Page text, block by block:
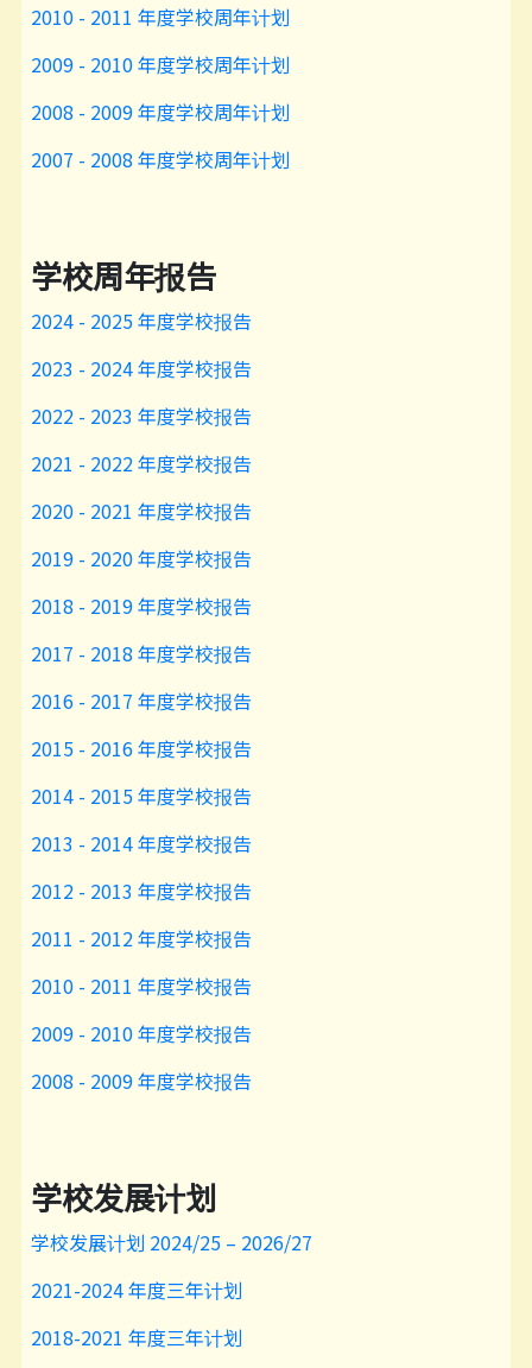
2010 - 2011 年度学校周年计划
2009 - 2010 年度学校周年计划
2008 - 2009 年度学校周年计划
2007 - 2008 年度学校周年计划
学校周年报告
2024 - 2025 年度学校报告
2023 - 2024 年度学校报告
2022 - 2023 年度学校报告
2021 - 2022 年度学校报告
2020 - 2021 年度学校报告
2019 - 2020 年度学校报告
2018 - 2019 年度学校报告
2017 - 2018 年度学校报告
2016 - 2017 年度学校报告
2015 - 2016 年度学校报告
2014 - 2015 年度学校报告
2013 - 2014 年度学校报告
2012 - 2013 年度学校报告
2011 - 2012 年度学校报告
2010 - 2011 年度学校报告
2009 - 2010 年度学校报告
2008 - 2009 年度学校报告
学校发展计划
学校发展计划 2024/25 – 2026/27
2021-2024 年度三年计划
2018-2021 年度三年计划